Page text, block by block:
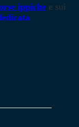
ippiche e sui